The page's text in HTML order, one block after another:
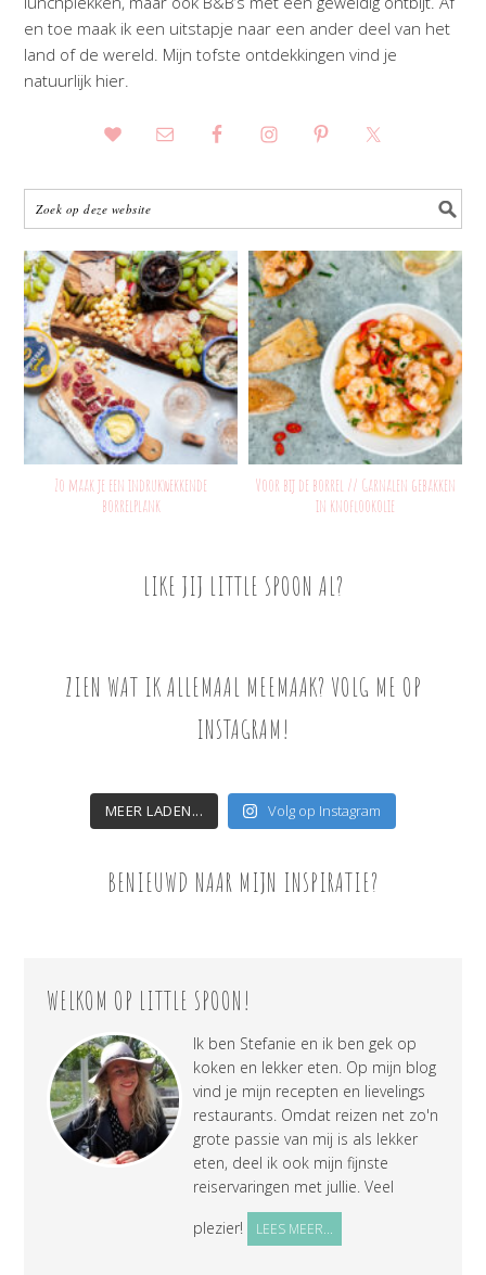
en toe maak ik een uitstapje naar een ander deel van het
land of de wereld. Mijn tofste ontdekkingen vind je
natuurlijk hier.
Zo maak je een indrukwekkende
borrelplank
Voor bij de borrel // Garnalen gebakken
in knoflookolie
LIKE JIJ LITTLE SPOON AL?
ZIEN WAT IK ALLEMAAL MEEMAAK? VOLG ME OP
INSTAGRAM!
MEER LADEN... Volg op Instagram
BENIEUWD NAAR MIJN INSPIRATIE?
WELKOM OP LITTLE SPOON!
Ik ben Stefanie en ik ben gek op
koken en lekker eten. Op mijn blog
vind je mijn recepten en lievelings
restaurants. Omdat reizen net zo'n
grote passie van mij is als lekker
eten, deel ik ook mijn fijnste
reiservaringen met jullie. Veel
plezier!
LEES MEER...